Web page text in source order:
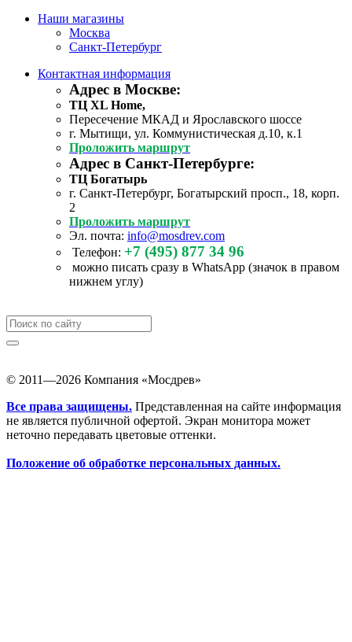
Наши магазины
Москва
Санкт-Петербург
Контактная информация
Адрес в Москве:
ТЦ XL Home,
Пересечение МКАД и Ярославского шоссе
г. Мытищи, ул. Коммунистическая д.10, к.1
Проложить маршрут
Адрес в Санкт-Петербурге:
ТЦ Богатырь
г. Санкт-Петербург, Богатырский просп., 18, корп.
2
Проложить маршрут
Эл. почта: info@mosdrev.com
Телефон: +7 (495) 877 34 96
можно писать сразу в WhatsApp (значок в правом
нижнем углу)
© 2011—2026 Компания «Мосдрев»
Все права защищены. Представленная на сайте информация
не является публичной офертой. Экран монитора может
неточно передавать цветовые оттенки.
Положение об обработке персональных данных.